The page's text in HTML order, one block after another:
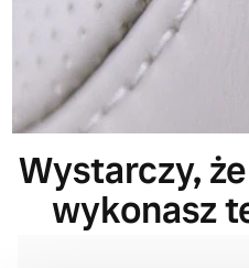
Wystarczy,
wykonasz